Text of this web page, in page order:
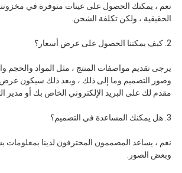
نعم ، يمكنك الحصول على عينات متوفرة في
الحقيقية ، ولكن تكلفة الشحن.
2. كيف يمكننا الحصول على عرض أسعار؟
يرجى تقديم مواصفات المنتج ، مثل المواد والحجم
وصور التصميم وما إلى ذلك ، وبعد ذلك سيكون عرض
مقدم لك على البريد الإلكتروني الخاص بك أو مدير
3. هل يمكنك المساعدة في التصميم؟
نعم ، يساعد المصممون المحترفون لدينا بمعلومات
وبعض الصور.